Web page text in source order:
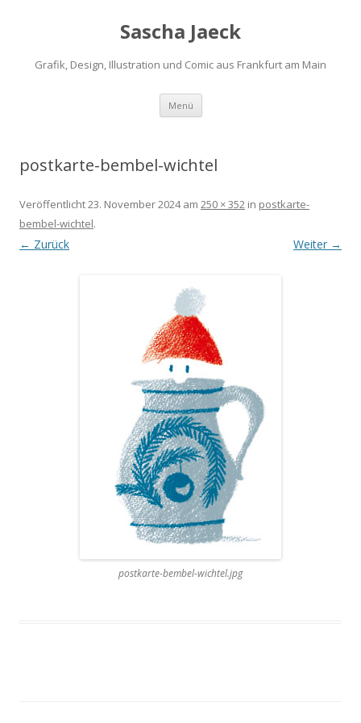
Sascha Jaeck
Grafik, Design, Illustration und Comic aus Frankfurt am Main
Menü Zum
springen
postkarte-bembel-wichtel
Veröffentlicht23. November 2024am 250 × 352 in postkarte-
bembel-wichtel.
← Zurück Weiter →
postkarte-bembel-wichtel.jpg